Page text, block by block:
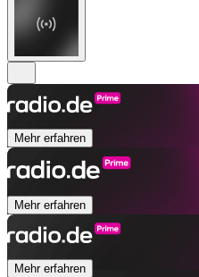
Mehr erfahren
Mehr erfahren
Mehr erfahren